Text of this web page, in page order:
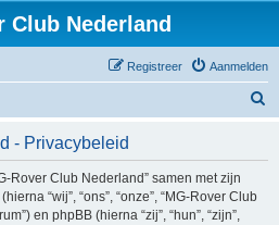
Club Nederland
Aanmelden
Registreer
- Privacybeleid
Rover Club Nederland” samen met zijn
“wij”, “ons”, “onze”, “MG-Rover Club
en phpBB (hierna “zij”, “hun”, “zijn”,